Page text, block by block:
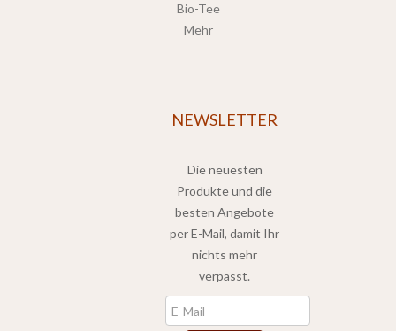
Bio-Tee
Mehr
NEWSLETTER
Die neuesten
Produkte und die
besten Angebote
per E-Mail, damit Ihr
nichts mehr
verpasst.